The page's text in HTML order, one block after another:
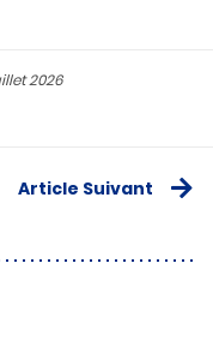
2026
Article Suivant